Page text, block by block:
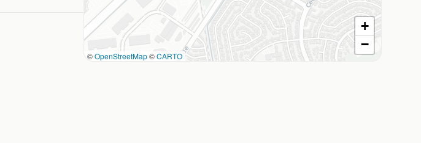
©OpenStreetMap©CARTO
+
−